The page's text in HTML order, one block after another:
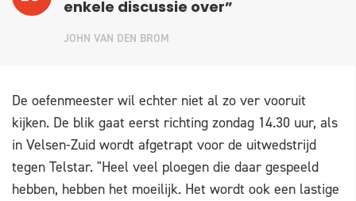
enkele discussie over”
JOHN VAN DEN BROM
De oefenmeester wil echter niet al zo ver vooruit
kijken. De blik gaat eerst richting zondag 14.30 uur, als
in Velsen-Zuid wordt afgetrapt voor de uitwedstrijd
tegen Telstar. "Heel veel ploegen die daar gespeeld
hebben, hebben het moeilijk. Het wordt ook een lastige